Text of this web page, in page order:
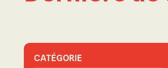
Élevage
Espace
CATÉGORIE